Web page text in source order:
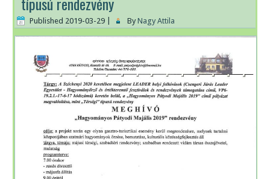
Published 2019-03-29 By Nagy Attila